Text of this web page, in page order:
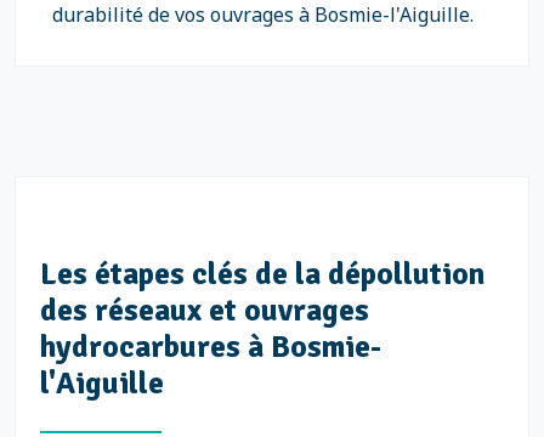
durabilité de vos ouvrages à Bosmie-l'Aiguille.
Les étapes clés de la dépollution
des réseaux et ouvrages
hydrocarbures à Bosmie-
l'Aiguille